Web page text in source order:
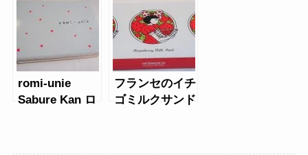
ー
cookie
romi-unie
Sabure Kan ロ
フランセのイチ
ゴミルクサンド